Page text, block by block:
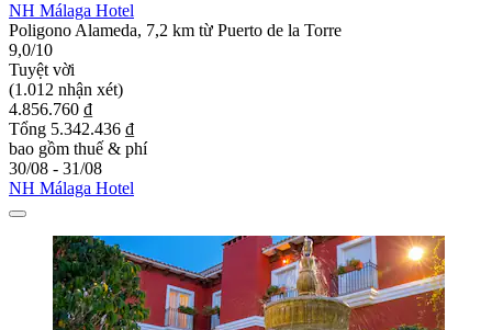
NH Málaga Hotel
Poligono Alameda, 7,2 km từ Puerto de la Torre
9,0/10
Tuyệt vời
(1.012 nhận xét)
4.856.760 ₫
Tổng 5.342.436 ₫
bao gồm thuế & phí
30/08 - 31/08
NH Málaga Hotel